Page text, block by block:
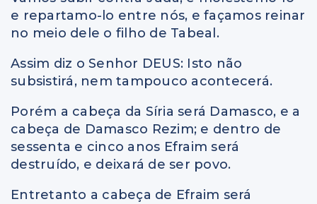
e repartamo-lo entre nós, e façamos reinar
no meio dele o filho de Tabeal.
Assim diz o Senhor DEUS: Isto não
subsistirá, nem tampouco acontecerá.
Porém a cabeça da Síria será Damasco, e a
cabeça de Damasco Rezim; e dentro de
sessenta e cinco anos Efraim será
destruído, e deixará de ser povo.
Entretanto a cabeça de Efraim será